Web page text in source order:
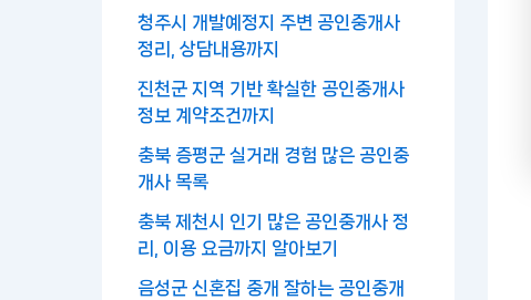
청주시 개발예정지 주변 공인중개사
정리, 상담내용까지
진천군 지역 기반 확실한 공인중개사
정보 계약조건까지
충북 증평군 실거래 경험 많은 공인중
개사 목록
충북 제천시 인기 많은 공인중개사 정
리, 이용 요금까지 알아보기
음성군 신혼집 중개 잘하는 공인중개